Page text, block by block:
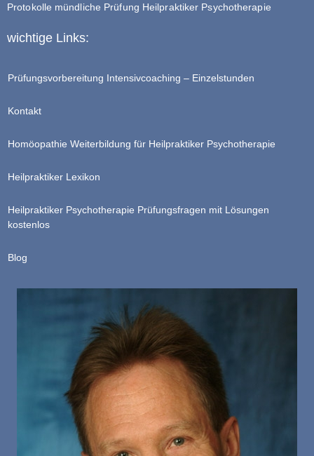
Protokolle mündliche Prüfung Heilpraktiker Psychotherapie
wichtige Links:
Prüfungsvorbereitung Intensivcoaching – Einzelstunden
Kontakt
Homöopathie Weiterbildung für Heilpraktiker Psychotherapie
Heilpraktiker Lexikon
Heilpraktiker Psychotherapie Prüfungsfragen mit Lösungen
kostenlos
Blog